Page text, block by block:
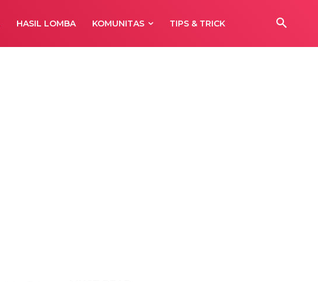
HASIL LOMBA KOMUNITAS TIPS & TRICK